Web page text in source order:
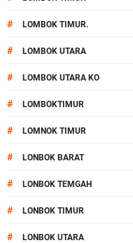
# LOMBOK TIMUR.
# LOMBOK UTARA
# LOMBOK UTARA KO
# LOMBOKTIMUR
# LOMNOK TIMUR
# LONBOK BARAT
# LONBOK TEMGAH
# LONBOK TIMUR
# LONBOK UTARA